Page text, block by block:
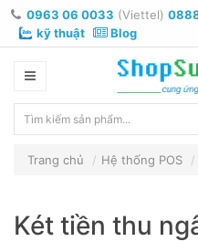
0963 06 0033 (Viettel)
kỹ thuật
Blog
Trang chủ Hệ thống POS
Két tiền thu